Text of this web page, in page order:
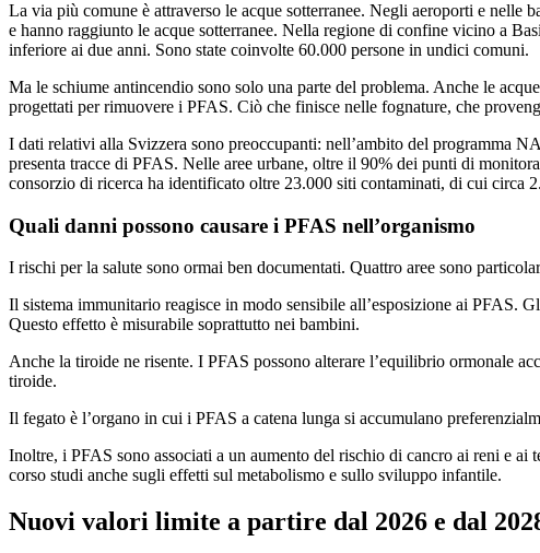
La via più comune è attraverso le acque sotterranee. Negli aeroporti e nelle
e hanno raggiunto le acque sotterranee. Nella regione di confine vicino a
inferiore ai due anni. Sono state coinvolte 60.000 persone in undici comuni.
Ma le schiume antincendio sono solo una parte del problema. Anche le
progettati per rimuovere i PFAS. Ciò che finisce nelle fognature, che
I dati relativi alla Svizzera sono preoccupanti: nell’ambito del programma
presenta tracce di PFAS. Nelle aree urbane, oltre il 90% dei punti di
consorzio di ricerca ha identificato oltre 23.000 siti contaminati, di cui circa
Quali danni possono causare i PFAS nell’organismo
I rischi per la salute sono ormai ben documentati. Quattro aree sono
Il sistema immunitario reagisce in modo sensibile all’esposizione ai PFAS.
Questo effetto è misurabile soprattutto nei bambini.
Anche la tiroide ne risente. I PFAS possono alterare l’equilibrio ormonale
tiroide.
Il fegato è l’organo in cui i PFAS a catena lunga si accumulano
Inoltre, i PFAS sono associati a un aumento del rischio di cancro ai reni e
corso studi anche sugli effetti sul metabolismo e sullo sviluppo infantile.
Nuovi valori limite a partire dal 2026 e dal